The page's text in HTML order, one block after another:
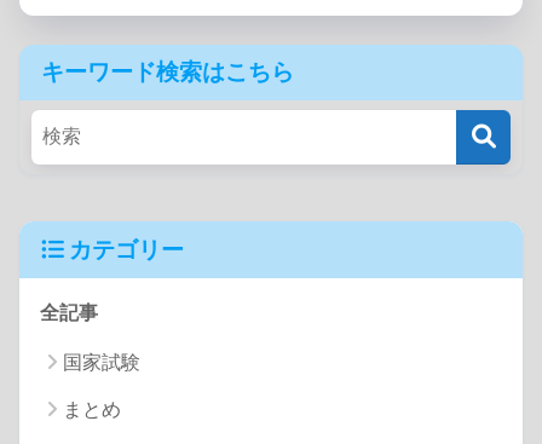
キーワード検索はこちら
カテゴリー
全記事
国家試験
まとめ